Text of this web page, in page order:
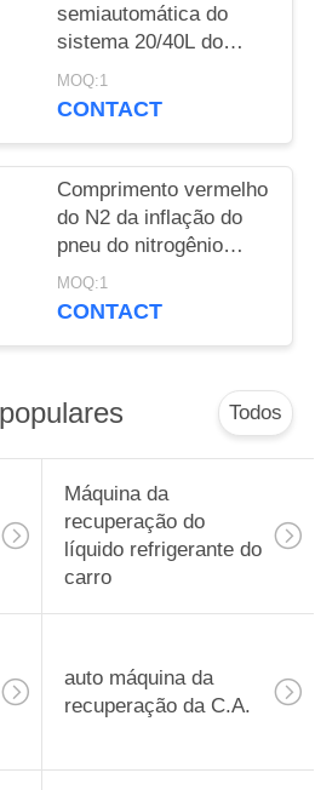
semiautomática do
sistema 20/40L do
vácuo da arma da
inflação do Inflator do
MOQ:1
CONTACT
Comprimento vermelho
do N2 da inflação do
pneu do nitrogênio
X730 do filtro de ar da
qualidade dos 10M
MOQ:1
CONTACT
Todos
Máquina da
recuperação do
líquido refrigerante do
carro
auto máquina da
recuperação da C.A.